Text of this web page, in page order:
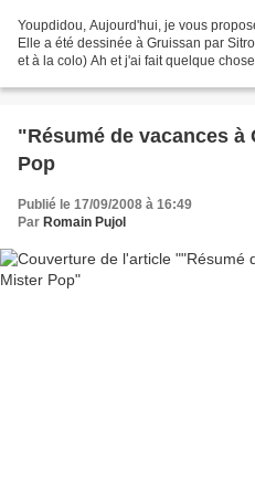
Youpdidou, Aujourd'hui, je vous
Elle a été dessinée à Gruissan par
et à la colo) Ah et j'ai fait quelque
"Résumé de vacances
Pop
Publié le 17/09/2008 à 16:49
Par Romain Pujol